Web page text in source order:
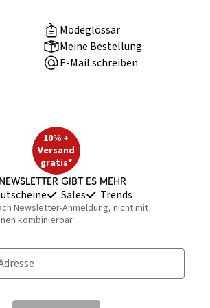
Modeglossar
Meine Bestellung
E-Mail schreiben
10% +
Versand
gratis*
gibt es mehr
Sales Trends
Newsletter-Anmeldung, nicht mit
kombinierbar